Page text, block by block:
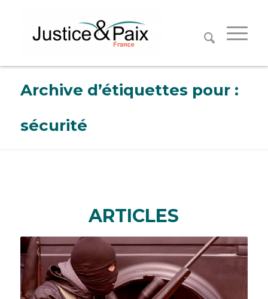
Archive d’étiquettes pour :
sécurité
ARTICLES